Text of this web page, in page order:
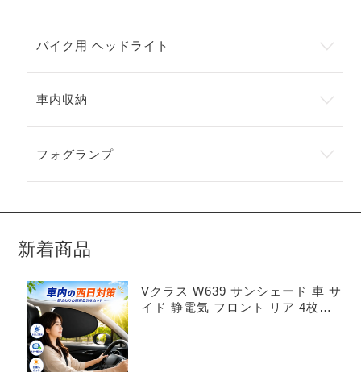
バイク用 ヘッドライト
車内収納
フォグランプ
新着商品
Vクラス W639 サンシェード 車 サ
イド 静電気 フロント リア 4枚セ